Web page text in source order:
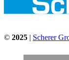
© 2025 | Scherer